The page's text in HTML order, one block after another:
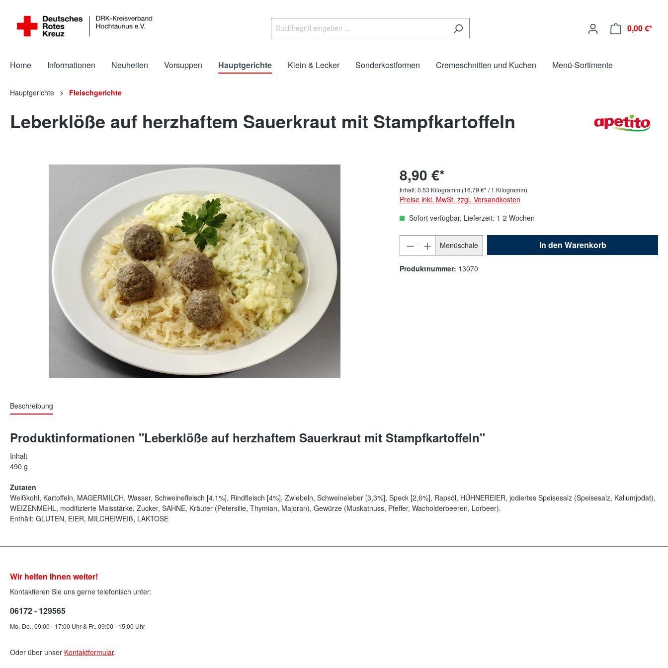
0,00 €*
Home Informationen Neuheiten Vorsuppen Hauptgerichte Klein & Lecker Sonderkostformen Cremeschnitten und Kuchen Menü-Sortimente
Hauptgerichte Fleischgerichte
Leberklöße auf herzhaftem Sauerkraut mit Stampfkartoffeln
8,90 €*
Inhalt:0.53 Kilogramm (16,79 €* / 1 Kilogramm)
Preise inkl. MwSt. zzgl. Versandkosten
Sofort verfügbar, Lieferzeit: 1-2 Wochen
Menüschale In den Warenkorb
Produktnummer: 13070
Beschreibung
Produktinformationen "Leberklöße auf herzhaftem Sauerkraut mit Stampfkartoffeln"
Inhalt
490 g
Zutaten
Weißkohl, Kartoffeln, MAGERMILCH, Wasser, Schweinefleisch [4,1%], Rindfleisch [4%], Zwiebeln, Schweineleber [3,3%], Speck [2,6%], Rapsöl, HÜHNEREIER, jodiertes Speisesalz (Speisesalz, Kaliumjodat),
WEIZENMEHL, modifizierte Maisstärke, Zucker, SAHNE, Kräuter (Petersilie, Thymian, Majoran), Gewürze (Muskatnuss, Pfeffer, Wacholderbeeren, Lorbeer).
Enthält: GLUTEN, EIER, MILCHEIWEIß, LAKTOSE
Wir helfen Ihnen weiter!
Kontaktieren Sie uns gerne telefonisch unter:
06172 - 129565
Mo.-Do., 09:00 - 17:00 Uhr & Fr., 09:00 - 15:00 Uhr
Oder über unser Kontaktformular.